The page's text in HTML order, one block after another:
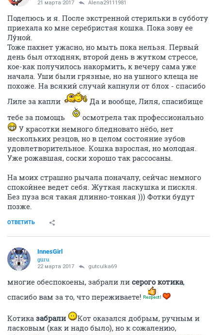
21 марта 2017 Alena29111981
Поделюсь и я. После экстренной стерильки в субботу
приехала ко мне серебристая кошка. Пока зову ее
Лýной.
Тоже пахнет ужасно, но мыть пока нельзя. Первый
день был отходняк, второй день в жутком стрессе,
кое-как получилось накормить, к вечеру сама уже
начала. Уши были грязные, но на ушного клеща не
похоже. На всякий случай капнули от блох - спасибо
Лиле за капли
Да и вообще, Лиля, спасибище
тебе за помощь
осмотрела так профессионально
У красотки немного бледновато нёбо, нет
нескольких резцов, но в целом состояние зубов
удовлетворительное. Кошка взрослая, но молодая.
Уже рожавшая, соски хорошо так рассосаны.
На моих страшно рычала поначалу, сейчас немного
спокойнее ведет себя. Жуткая ласкушка и пискля.
Без пуза вся такая длинно-тонкая ))) Фотки будут
позже.
ОТВЕТИТЬ
InnesGirl
guru
22 марта 2017 gutculka69
многие обеспокоены, забрали ли серого котика,
спасибо вам за то, что переживаете!
Котика забрали
Кот оказался добрым, ручным и
ласковым (как и надо было), но к сожалению,